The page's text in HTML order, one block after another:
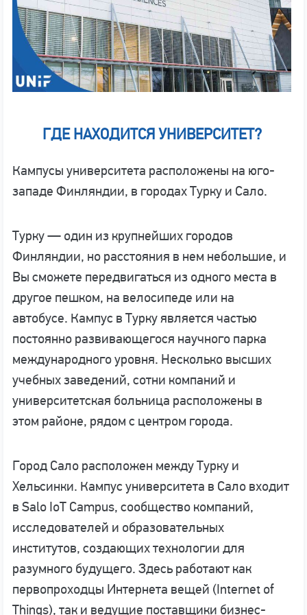
ГДЕ НАХОДИТСЯ УНИВЕРСИТЕТ?
Кампусы университета расположены на юго-
западе Финляндии, в городах Турку и Сало.
Турку — один из крупнейших городов
Финляндии, но расстояния в нем небольшие, и
Вы сможете передвигаться из одного места в
другое пешком, на велосипеде или на
автобусе. Кампус в Турку является частью
постоянно развивающегося научного парка
международного уровня. Несколько высших
учебных заведений, сотни компаний и
университетская больница расположены в
этом районе, рядом с центром города.
Город Сало расположен между Турку и
Хельсинки. Кампус университета в Сало входит
в Salo IoT Campus, сообщество компаний,
исследователей и образовательных
институтов, создающих технологии для
разумного будущего. Здесь работают как
первопроходцы Интернета вещей (Internet of
Things), так и ведущие поставщики бизнес-